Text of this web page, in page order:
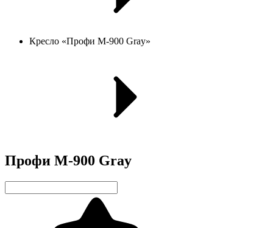
Кресло «Профи М-900 Gray»
Профи М-900 Gray